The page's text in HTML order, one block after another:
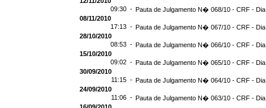
09:30 - Pauta de Julgamento N� 068/10 - CRF - Dia
08/11/2010
17:13 - Pauta de Julgamento N� 067/10 - CRF - Dia
28/10/2010
08:53 - Pauta de Julgamento N� 066/10 - CRF - Dia
15/10/2010
09:02 - Pauta de Julgamento N� 065/10 - CRF -
30/09/2010
11:15 - Pauta de Julgamento N� 064/10 - CRF -
24/09/2010
11:06 - Pauta de Julgamento N� 063/10 - CRF -